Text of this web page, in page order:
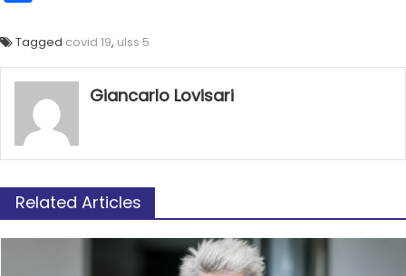
Tagged covid 19, ulss 5
Giancarlo Lovisari
Related Articles